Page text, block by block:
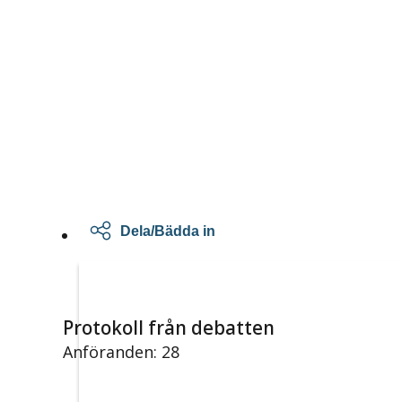
Dela/Bädda in
Protokoll från debatten
Anföranden: 28